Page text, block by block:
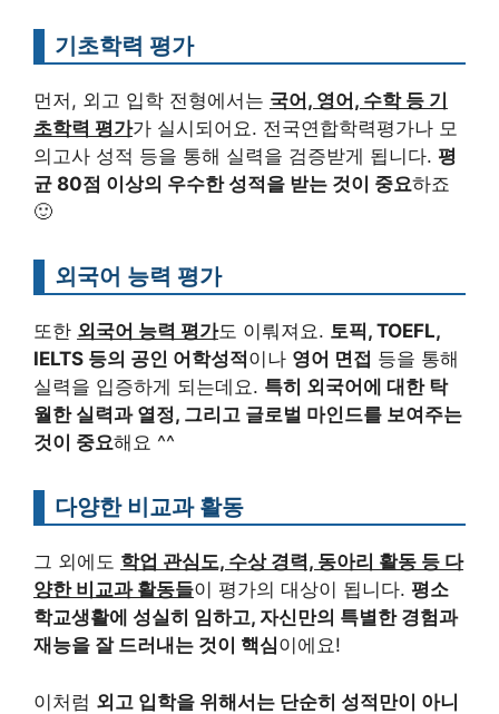
기초학력 평가
먼저, 외고 입학 전형에서는 국어, 영어, 수학 등 기
초학력 평가가 실시되어요. 전국연합학력평가나 모
의고사 성적 등을 통해 실력을 검증받게 됩니다. 평
균 80점 이상의 우수한 성적을 받는 것이 중요하죠
🙂
외국어 능력 평가
또한 외국어 능력 평가도 이뤄져요. 토픽, TOEFL,
IELTS 등의 공인 어학성적 이나 영어 면접 등을 통해
실력을 입증하게 되는데요. 특히 외국어에 대한 탁
월한 실력과 열정, 그리고 글로벌 마인드를 보여주는
것이 중요해요 ^^
다양한 비교과 활동
그 외에도 학업 관심도, 수상 경력, 동아리 활동 등 다
양한 비교과 활동들이 평가의 대상이 됩니다. 평소
학교생활에 성실히 임하고, 자신만의 특별한 경험과
재능을 잘 드러내는 것이 핵심이에요!
이처럼 외고 입학을 위해서는 단순히 성적만이 아니